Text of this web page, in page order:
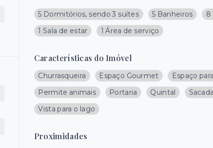
5 Dormitórios, sendo 3 suítes 5 Banheiros 8
1 Sala de estar
1 Área de serviço
Características do Imóvel
Churrasqueira Espaço Gourmet Espaço
Permite animais
Portaria Quintal Sacada
Vista para o lago
Proximidades